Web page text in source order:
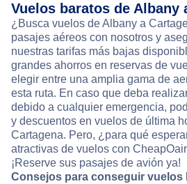
Vuelos baratos de Albany
¿Busca vuelos de Albany a
pasajes aéreos con nosotros y
nuestras tarifas más bajas
grandes ahorros en reservas de
elegir entre una amplia gama de
esta ruta. En caso que deba
debido a cualquier emergencia,
y descuentos en vuelos de última
Cartagena. Pero, ¿para qué
atractivas de vuelos con
¡Reserve sus pasajes de avión ya!
Consejos para conseguir vuelos